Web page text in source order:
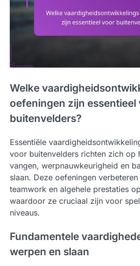
Welke
oefeningen zijn essentieel
buitenvelders?
Essentiële
voor buitenvelders richten zich op
vangen, werpnauwkeurigheid en
slaan. Deze oefeningen
teamwork en algehele prestaties
waardoor ze cruciaal zijn voor
niveaus.
Fundamentele
werpen en slaan